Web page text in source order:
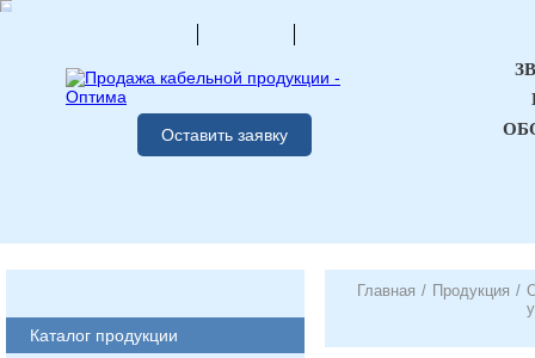
Оставить заявку
Каталог продукции
Главная / Продукция /